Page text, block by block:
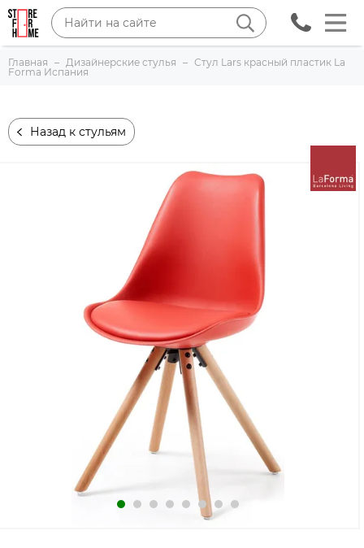
Главная Дизайнерские стулья
Стул Lars красный пластик La
Forma Испания
Назад к стульям